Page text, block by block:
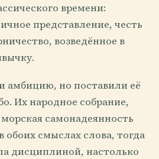
времени:
представление, честь
возведённое в
амбицию, но поставили её
Их народное собрание,
самонадеянность
смыслах слова, тогда
дисциплиной, настолько